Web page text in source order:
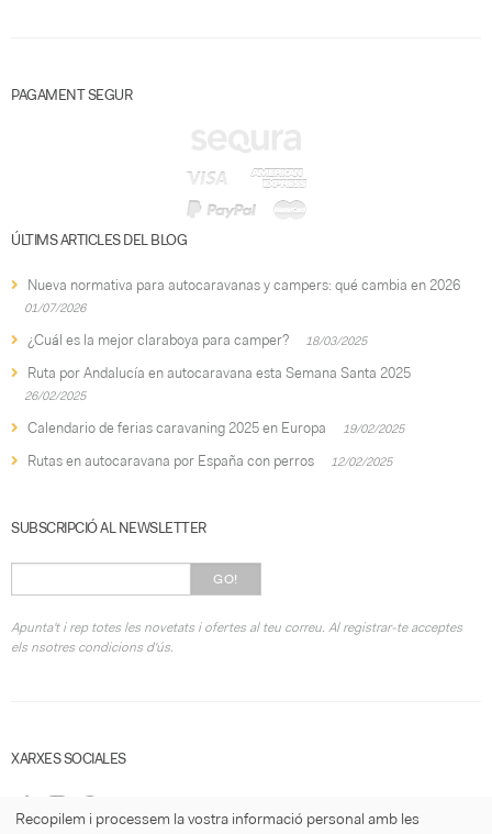
PAGAMENT SEGUR
ÚLTIMS ARTICLES DEL BLOG
Nueva normativa para autocaravanas y campers: qué cambia en 2026
01/07/2026
¿Cuál es la mejor claraboya para camper? 18/03/2025
Ruta por Andalucía en autocaravana esta Semana Santa 2025
26/02/2025
Calendario de ferias caravaning 2025 en Europa 19/02/2025
Rutas en autocaravana por España con perros 12/02/2025
SUBSCRIPCIÓ AL NEWSLETTER
GO!
Apunta't i rep totes les novetats i ofertes al teu correu. Al registrar-te acceptes
els nsotres condicions d'ús.
XARXES SOCIALES
Recopilem i processem la vostra informació personal amb les